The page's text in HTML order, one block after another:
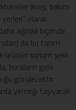
(kreş, bakım
olarak
ağırlıklı biçimde
da bu tanım
sunum şekli
buraların gıda
görülecektir.
yemeği taşıyarak